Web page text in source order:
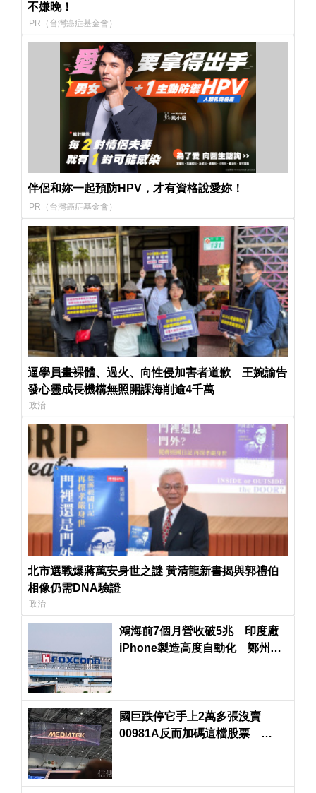
不嫌晚！
PR（台灣癌症基金會）
伴侶和妳一起預防HPV，才有資格說愛妳！
PR（台灣癌症基金會）
逼學員畫裸體、過火、向性侵加害者道歉 王婉諭告
發心靈成長機構無照開課海削逾4千萬
政治
北市選戰爆蔣萬安身世之謎 黃清龍新書揭與郭禮伯
相像仍需DNA驗證
政治
鴻海前7個月營收破5兆 印度廠
iPhone製造高度自動化 鄭州生
國巨跌停它手上2萬多張沒賣
00981A反而加碼這檔股票